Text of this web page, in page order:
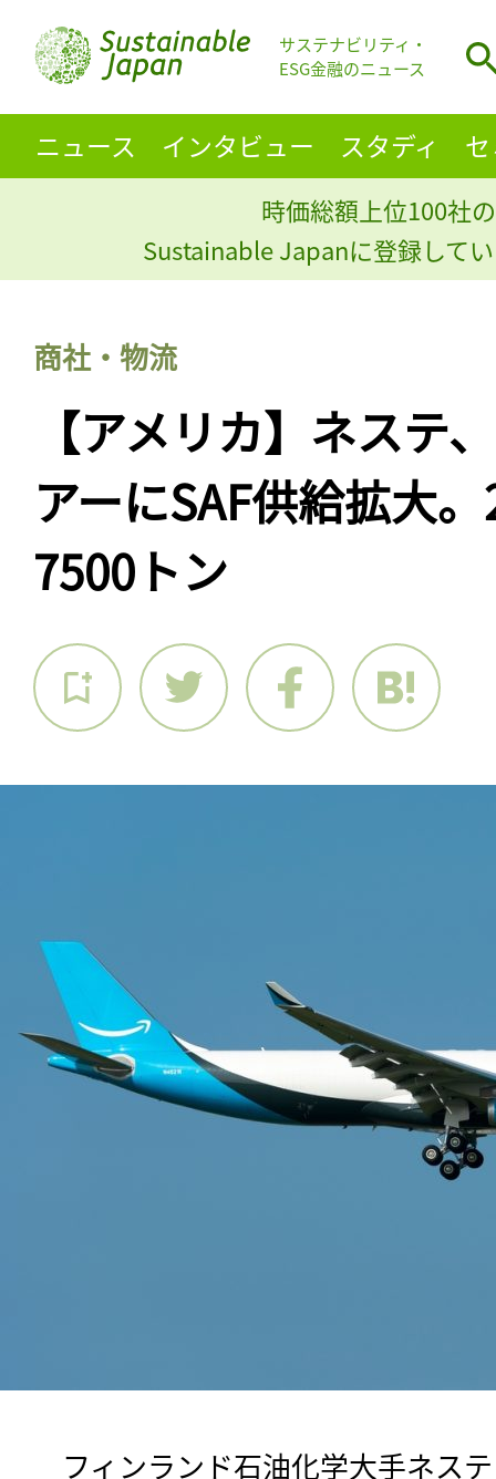
サステナビリティ・
ESG金融のニュース
ニュース インタビュー スタディ
時価総額上位100社
Sustainable Japanに登録して
商社・物流
【アメリカ】ネステ
アーにSAF供給拡大
7500トン
フィンランド石油化学大手ネス